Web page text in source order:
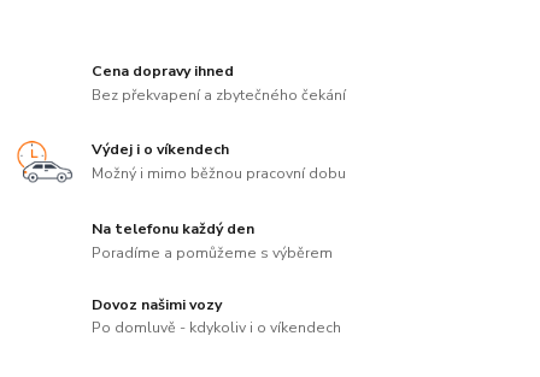
Cena dopravy ihned
Bez překvapení a zbytečného čekání
Výdej i o víkendech
Možný i mimo běžnou pracovní dobu
Na telefonu každý den
Poradíme a pomůžeme s výběrem
Dovoz našimi vozy
Po domluvě - kdykoliv i o víkendech